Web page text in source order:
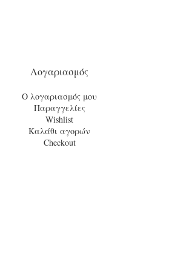
Λογαριασμός
Ο λογαριασμός μου
Παραγγελίες
Wishlist
Καλάθι αγορών
Checkout